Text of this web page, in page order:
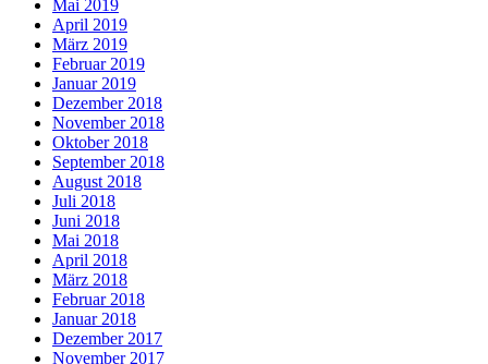
Mai 2019
April 2019
März 2019
Februar 2019
Januar 2019
Dezember 2018
November 2018
Oktober 2018
September 2018
August 2018
Juli 2018
Juni 2018
Mai 2018
April 2018
März 2018
Februar 2018
Januar 2018
Dezember 2017
November 2017